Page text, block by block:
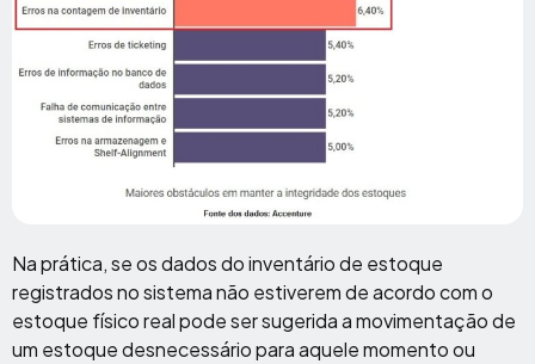
Na prática, se os dados do inventário de estoque
registrados no sistema não estiverem de acordo com o
estoque físico real pode ser sugerida a movimentação de
um estoque desnecessário para aquele momento ou